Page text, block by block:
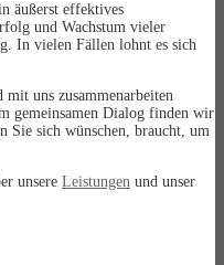
äußerst effektives
und Wachstum vieler
In vielen Fällen lohnt es sich
mit uns zusammenarbeiten
gemeinsamen Dialog finden wir
Sie sich wünschen, braucht, um
unsere Leistungen und unser